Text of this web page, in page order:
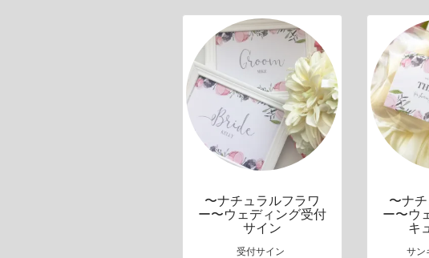
〜ナチュラルフラワ
ー〜ウェディング受付
サイン
受付サイン
〜ナ
ー〜ウ
キ
サン